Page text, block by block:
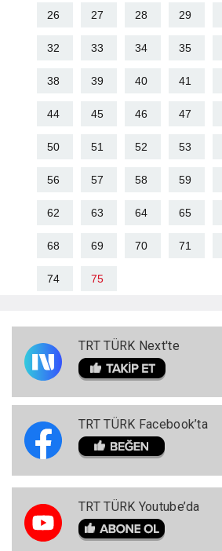
26 27 28 29
32 33 34 35
38 39 40 41
44 45 46 47
50 51 52 53
56 57 58 59
62 63 64 65
68 69 70 71
74 75
TRT TÜRK Next'te
TRT TÜRK Facebook’ta
TRT TÜRK Youtube’da